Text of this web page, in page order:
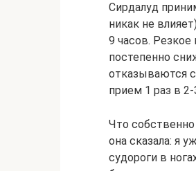
Сирдалуд
никак не
9 часов.
постепенно
отказываются
прием 1 раз в
Что
она сказала: я
судороги в